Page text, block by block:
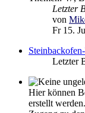
Letzter
von
Fr 15.
Letzter
Hier können
erstellt werden.